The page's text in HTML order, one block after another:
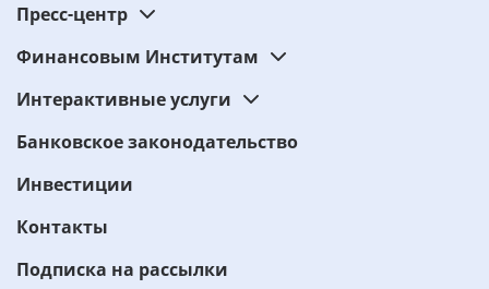
Пресс-центр
Финансовым Институтам
Интерактивные услуги
Банковское законодательство
Инвестиции
Контакты
Подписка на рассылки